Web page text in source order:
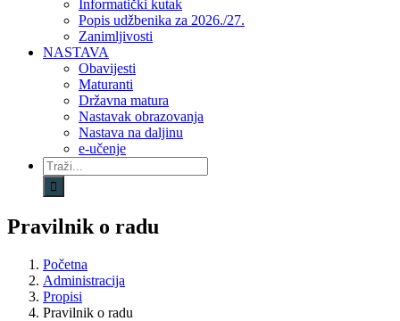
Informatički kutak
Popis udžbenika za 2026./27.
Zanimljivosti
NASTAVA
Obavijesti
Maturanti
Državna matura
Nastavak obrazovanja
Nastava na daljinu
e-učenje
Traži...
Pravilnik o radu
Početna
Administracija
Propisi
Pravilnik o radu